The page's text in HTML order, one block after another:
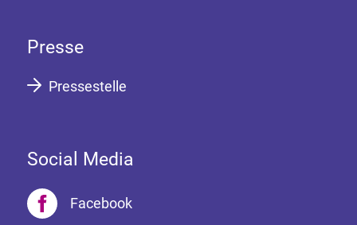
Presse
Pressestelle
Social Media
Facebook